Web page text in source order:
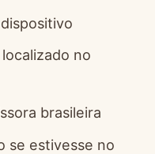
no
brasileira
se estivesse no